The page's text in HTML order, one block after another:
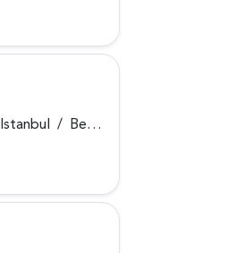
Istanbul / Beykoz